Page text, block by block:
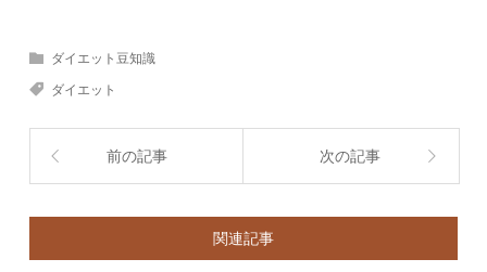
ダイエット豆知識
ダイエット
前の記事 次の記事
関連記事